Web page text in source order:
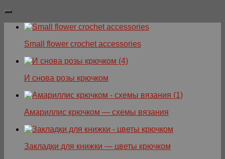
Small flower crochet accessories
И снова розы крючком
Амариллис крючком — схемы вязания
Закладки для книжки — цветы крючком